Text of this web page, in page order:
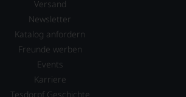
Versand
Newsletter
Katalog anfordern
Freunde werben
Events
Karriere
Tesdorpf Geschichte